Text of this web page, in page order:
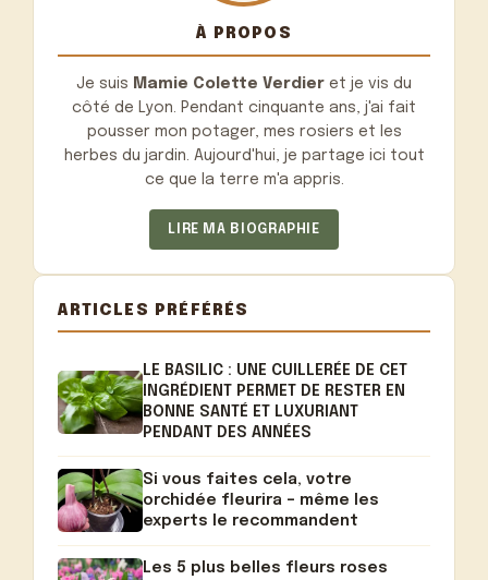
À PROPOS
Je suis Mamie Colette Verdier et je vis du
côté de Lyon. Pendant cinquante ans, j'ai fait
pousser mon potager, mes rosiers et les
herbes du jardin. Aujourd'hui, je partage ici tout
ce que la terre m'a appris.
LIRE MA BIOGRAPHIE
ARTICLES PRÉFÉRÉS
LE BASILIC : UNE CUILLERÉE DE CET
INGRÉDIENT PERMET DE RESTER EN
BONNE SANTÉ ET LUXURIANT
PENDANT DES ANNÉES
Si vous faites cela, votre
orchidée fleurira – même les
experts le recommandent
Les 5 plus belles fleurs roses